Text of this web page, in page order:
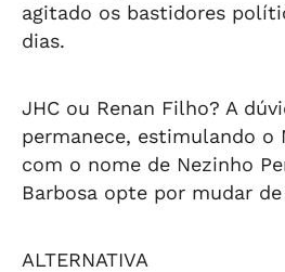
agitado os bastidores
dias.
JHC ou Renan Filho? A
permanece, estimulando o
com o nome de Nezinho
Barbosa opte por mudar
ALTERNATIVA